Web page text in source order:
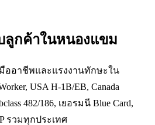
ลูกค้าในหนองแขม
ออาชีพและแรงงานทักษะใน
USA H-1B/EB, Canada
482/186, เยอรมนี Blue Card,
รวมทุกประเทศ